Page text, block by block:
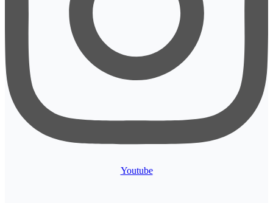
Youtube